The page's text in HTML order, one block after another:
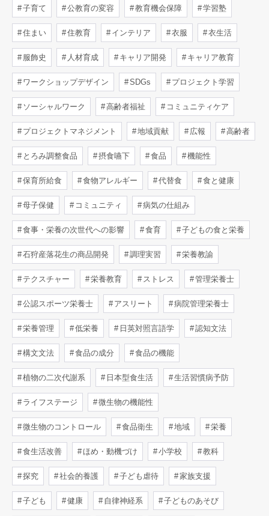
子育て 公教育の変容 教育機会保障 学習塾
住まい 住教育 インテリア 衣服 衣生活
服飾史 人材育成 キャリア開発 キャリア教育
ワークショップデザイン SDGs プロジェクト学習
ソーシャルワーク 高齢者福祉 コミュニティケア
プロジェクトマネジメント 地域貢献 広報 高齢者
とろみ調整食品 摂食嚥下 食品 機能性
保育所給食 食物アレルギー 代替食 食と健康
母子保健 コミュニティ 病気の仕組み
食事・栄養の次世代への影響 食育 子どもの食と栄養
石狩産落花生の商品開発 調理実習 栄養教諭
テクスチャー 栄養教育 ストレス 管理栄養士
公認スポーツ栄養士 アスリート 病院管理栄養士
栄養管理 低栄養 日英対照言語学 認知文法
構文文法 食品の成分 食品の機能
植物の二次代謝系 日本型食生活 生活習慣病予防
ライフステージ 微生物の機能性
微生物のコントロール 食品衛生 地域 栄養
食生活改善 ほめ・動機づけ 小学校 教科
探究 社会的養護 子ども虐待 家族支援
子ども 健康 自律神経系 子どものあそび